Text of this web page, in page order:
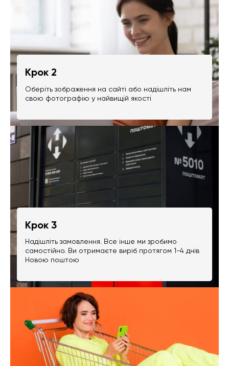
Крок 2
Оберіть зображення на сайті або надішліть нам
свою фотографію у найвищій якості
Крок 3
Надішліть замовлення. Все інше ми зробимо
самостійно. Ви отримаєте виріб протягом 1-4 днів
Новою поштою